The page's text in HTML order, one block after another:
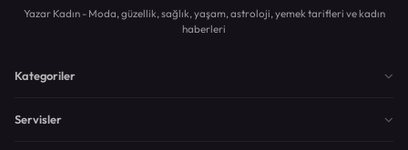
Yazar Kadın - Moda, güzellik, sağlık, yaşam, astroloji, yemek tarifleri ve kadın
haberleri
Kategoriler
Servisler